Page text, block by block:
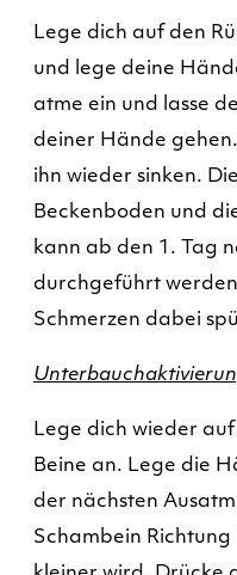
Lege dich auf den
und lege deine
atme ein und lasse
deiner Hände
ihn wieder sinken.
Beckenboden und
kann ab den 1. Tag
durchgeführt
Schmerzen dabei
Lege dich wieder
Beine an. Lege die
der nächsten
Schambein